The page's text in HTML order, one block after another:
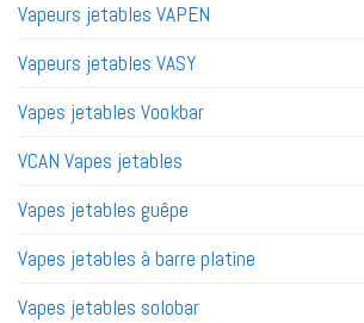
Vapeurs jetables VAPEN
Vapeurs jetables VASY
Vapes jetables Vookbar
VCAN Vapes jetables
Vapes jetables guêpe
Vapes jetables à barre platine
Vapes jetables solobar